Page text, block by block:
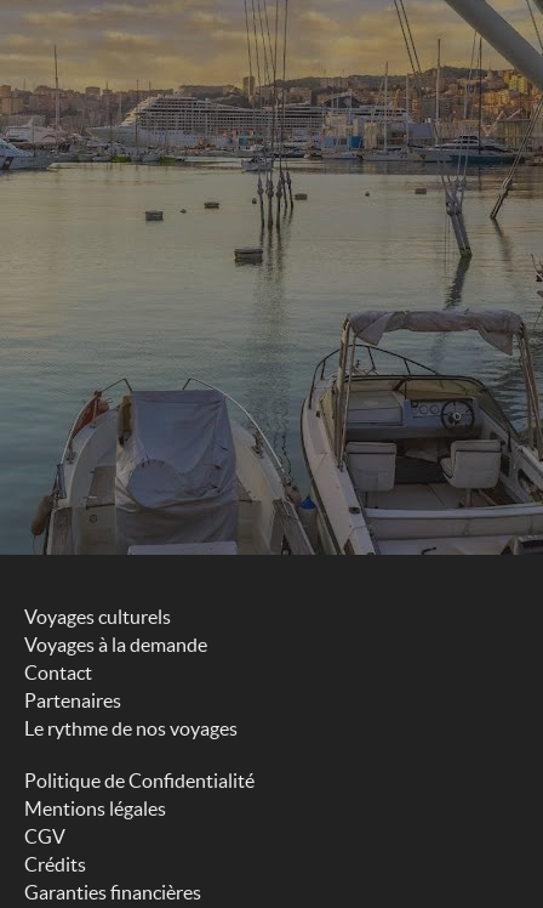
Voyages culturels
Voyages à la demande
Contact
Partenaires
Le rythme de nos voyages
Politique de Confidentialité
Mentions légales
CGV
Crédits
Garanties financières